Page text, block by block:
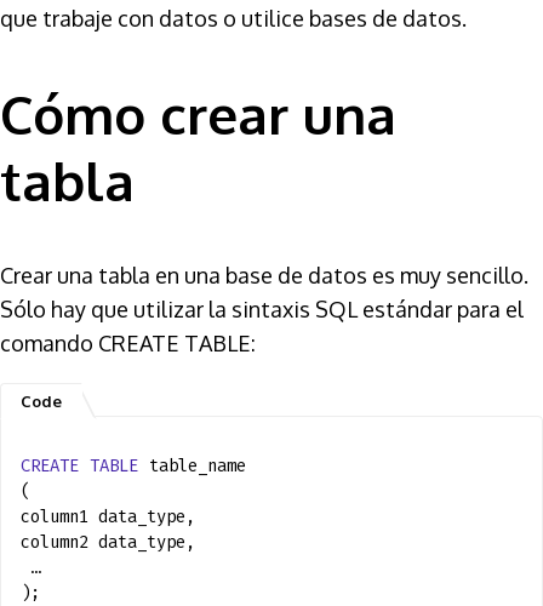
que trabaje con datos o utilice bases de datos.
Cómo crear una
tabla
Crear una tabla en una base de datos es muy sencillo.
Sólo hay que utilizar la sintaxis SQL estándar para el
comando CREATE TABLE:
CREATE TABLE table_name
(
column1 data_type,
column2 data_type,
…
);